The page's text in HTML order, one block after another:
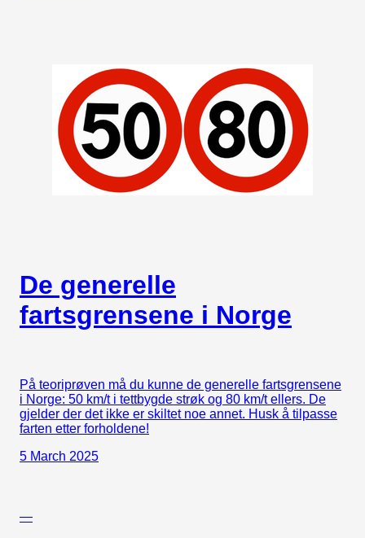
De generelle
fartsgrensene i Norge
På teoriprøven må du kunne de generelle fartsgrensene
i Norge: 50 km/t i tettbygde strøk og 80 km/t ellers. De
gjelder der det ikke er skiltet noe annet. Husk å tilpasse
farten etter forholdene!
5 March 2025
—